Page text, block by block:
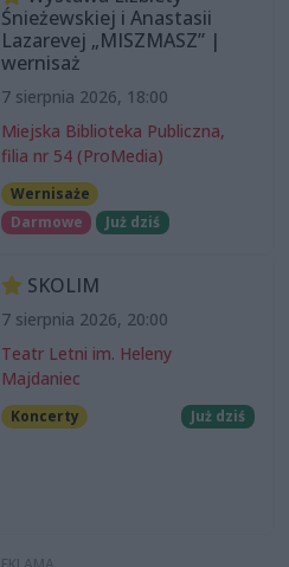
Śnieżewskiej i Anastasii
Lazarevej „MISZMASZ” |
wernisaż
7 sierpnia 2026, 18:00
Miejska Biblioteka Publiczna,
filia nr 54 (ProMedia)
Wernisaże
Darmowe
Już dziś
SKOLIM
7 sierpnia 2026, 20:00
Teatr Letni im. Heleny
Majdaniec
Koncerty Już dziś